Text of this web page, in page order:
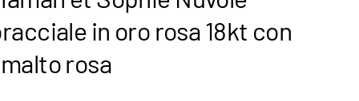
in oro rosa 18kt con
rosa